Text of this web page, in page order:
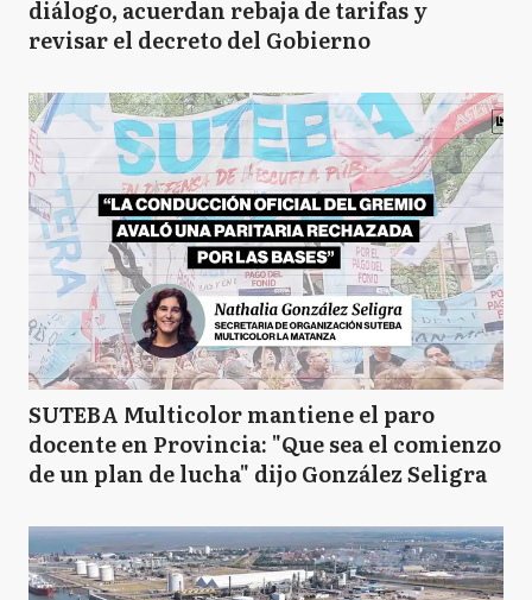
diálogo, acuerdan rebaja de tarifas y
revisar el decreto del Gobierno
SUTEBA Multicolor mantiene el paro
docente en Provincia: "Que sea el comienzo
de un plan de lucha" dijo González Seligra